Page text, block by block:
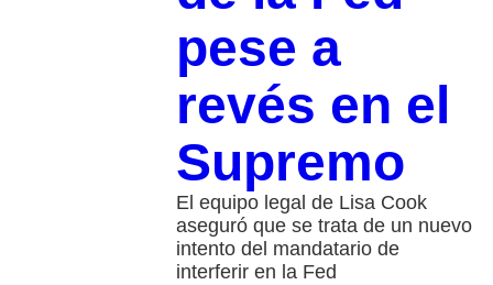
pese a
revés en el
Supremo
El equipo legal de Lisa Cook
aseguró que se trata de un nuevo
intento del mandatario de
interferir en la Fed